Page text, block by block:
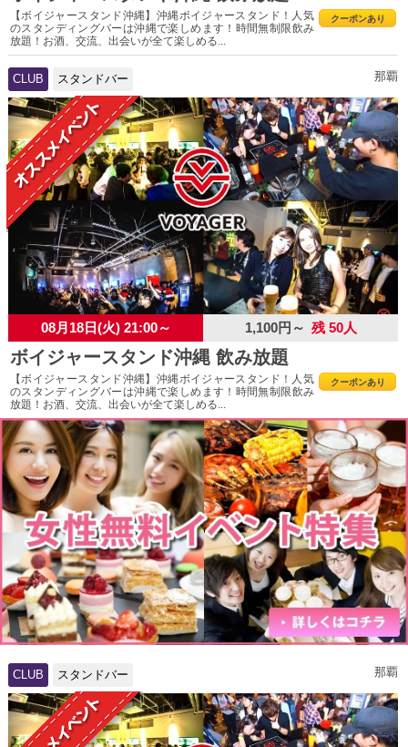
クーポンあり
【ボイジャースタンド沖縄】沖縄ボイジャースタンド！人気
のスタンディングバーは沖縄で楽しめます！時間無制限飲み
放題！お酒、交流、出会いが全て楽しめる...
CLUB スタンドバー 那覇
08月18日(火) 21:00～ 1,100円～ 残 50人
ボイジャースタンド沖縄 飲み放題
クーポンあり
【ボイジャースタンド沖縄】沖縄ボイジャースタンド！人気
のスタンディングバーは沖縄で楽しめます！時間無制限飲み
放題！お酒、交流、出会いが全て楽しめる...
CLUB スタンドバー 那覇